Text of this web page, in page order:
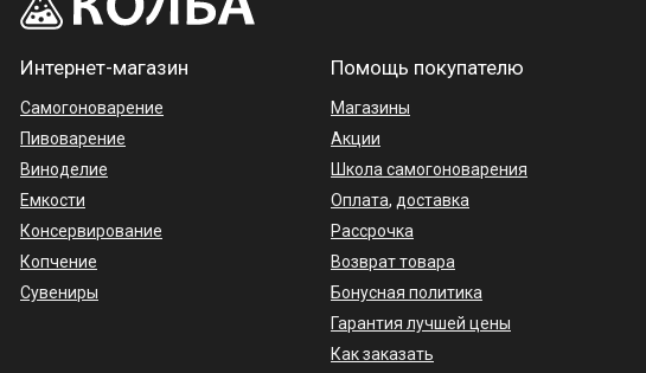
Интернет-магазин
Самогоноварение
Пивоварение
Виноделие
Емкости
Консервирование
Копчение
Сувениры
Помощь покупателю
Магазины
Акции
Школа самогоноварения
Оплата, доставка
Рассрочка
Возврат товара
Бонусная политика
Гарантия лучшей цены
Как заказать